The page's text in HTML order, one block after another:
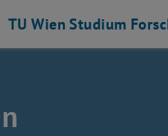
TU Wien Studium